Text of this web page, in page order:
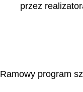
przez
Ramowy program